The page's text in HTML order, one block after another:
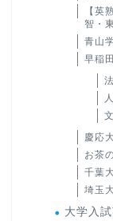
【英
智・
青山
早稲
慶応
お茶
千葉
埼玉
大学入